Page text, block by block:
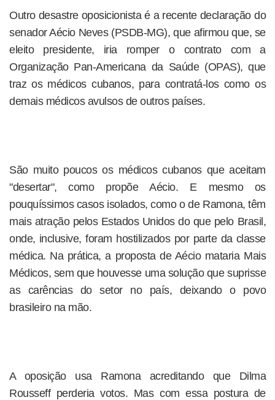
Outro desastre oposicionista é a recente declaração do
senador Aécio Neves (PSDB-MG), que afirmou que, se
eleito presidente, iria romper o contrato com a
Organização Pan-Americana da Saúde (OPAS), que
traz os médicos cubanos, para contratá-los como os
demais médicos avulsos de outros países.
São muito poucos os médicos cubanos que aceitam
"desertar", como propõe Aécio. E mesmo os
pouquíssimos casos isolados, como o de Ramona, têm
mais atração pelos Estados Unidos do que pelo Brasil,
onde, inclusive, foram hostilizados por parte da classe
médica. Na prática, a proposta de Aécio mataria Mais
Médicos, sem que houvesse uma solução que suprisse
as carências do setor no país, deixando o povo
brasileiro na mão.
A oposição usa Ramona acreditando que Dilma
Rousseff perderia votos. Mas com essa postura de